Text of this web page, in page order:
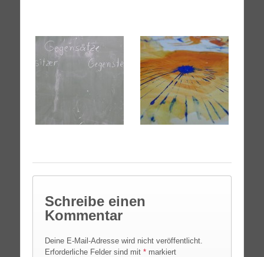
Schreibe einen
Kommentar
Deine E-Mail-Adresse wird nicht veröffentlicht.
Erforderliche Felder sind mit *markiert